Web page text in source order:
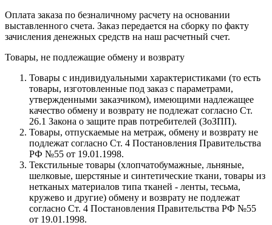
Оплата заказа по безналичному расчету на основании
выставленного счета. Заказ передается на сборку по факту
зачисления денежных средств на наш расчетный счет.
Товары, не подлежащие обмену и возврату
Товары с индивидуальными характеристиками (то есть
товары, изготовленные под заказ с параметрами,
утвержденными заказчиком), имеющими надлежащее
качество обмену и возврату не подлежат согласно Ст.
26.1 Закона о защите прав потребителей (ЗоЗПП).
Товары, отпускаемые на метраж, обмену и возврату не
подлежат согласно Ст. 4 Постановления Правительства
РФ №55 от 19.01.1998.
Текстильные товары (хлопчатобумажные, льняные,
шелковые, шерстяные и синтетические ткани, товары из
нетканых материалов типа тканей - ленты, тесьма,
кружево и другие) обмену и возврату не подлежат
согласно Ст. 4 Постановления Правительства РФ №55
от 19.01.1998.